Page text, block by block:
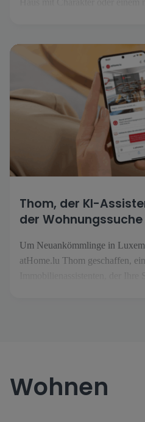
Wünschen und Ihrem
Thom, der KI-
der
Um Neuankömmlinge in
atHome.lu Thom geschaffen,
Wohnen